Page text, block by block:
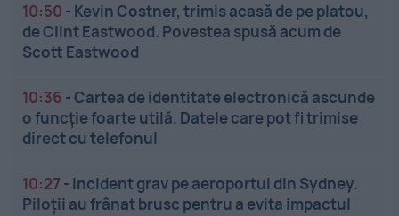
10:50 - Kevin Costner, trimis acasă de pe platou,
de Clint Eastwood. Povestea spusă acum de
Scott Eastwood
10:36 -Cartea de identitate electronică ascunde
o funcție foarte utilă. Datele care pot fi trimise
direct cu telefonul
10:27 - Incident grav pe aeroportul din Sydney.
Piloții au frânat brusc pentru a evita impactul